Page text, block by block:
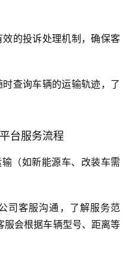
的投诉处理机制，确保客
查询车辆的运输轨迹，了
台服务流程
（如新能源车、改装车需
司客服沟通，了解服务范
服会根据车辆型号、距离等